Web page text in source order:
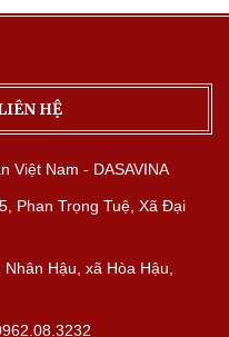
HỆ
Việt Nam - DASAVINA
Phan Trọng Tuệ, Xã Đại
Hậu, xã Hòa Hậu,